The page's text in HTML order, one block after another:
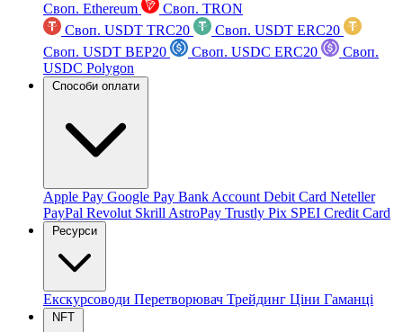
Своп. Ethereum
Своп. TRON
Своп. USDT TRC20
Своп. USDT ERC20
Своп. USDT BEP20
Своп. USDC ERC20
Своп.
USDC Polygon
Способи оплати
Apple Pay Google Pay Bank Account Debit Card Neteller
PayPal Revolut Skrill AstroPay Trustly Pix SPEI Credit Card
Ресурси
Екскурсоводи Перетворювач Трейдинг Ціни Гаманці
NFT